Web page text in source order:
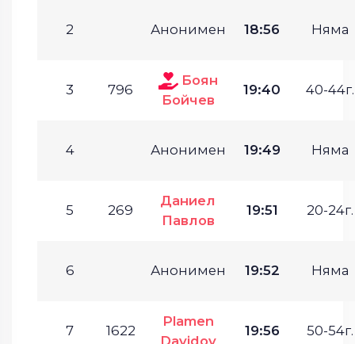
2 Анонимен 18:56 Няма
3 796
Боян
Бойчев
19:40 40-44г.
4 Анонимен 19:49 Няма
5 269
Даниел
Павлов
19:51 20-24г.
6 Анонимен 19:52 Няма
7 1622
Plamen
Davidov
19:56 50-54г.